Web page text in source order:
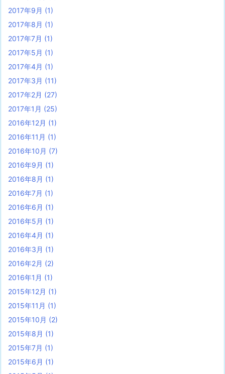
2017年9月 (1)
2017年8月 (1)
2017年7月 (1)
2017年5月 (1)
2017年4月 (1)
2017年3月 (11)
2017年2月 (27)
2017年1月 (25)
2016年12月 (1)
2016年11月 (1)
2016年10月 (7)
2016年9月 (1)
2016年8月 (1)
2016年7月 (1)
2016年6月 (1)
2016年5月 (1)
2016年4月 (1)
2016年3月 (1)
2016年2月 (2)
2016年1月 (1)
2015年12月 (1)
2015年11月 (1)
2015年10月 (2)
2015年8月 (1)
2015年7月 (1)
2015年6月 (1)